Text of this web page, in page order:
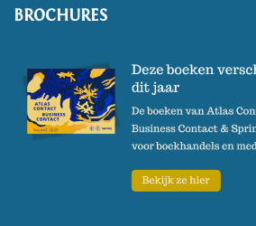
BROCHURES